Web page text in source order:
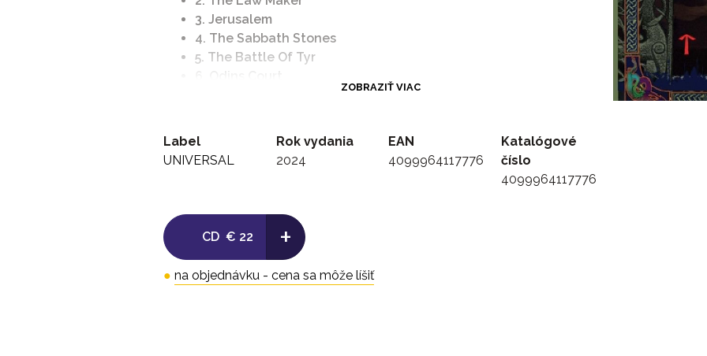
3. Jerusalem
4. The Sabbath Stones
5. The Battle Of Tyr
ZOBRAZIŤ VIAC
Label
UNIVERSAL
Rok vydania
2024
EAN
4099964117776
Katalógové
číslo
4099964117776
CD € 22 +
● na objednávku - cena sa môže líšiť